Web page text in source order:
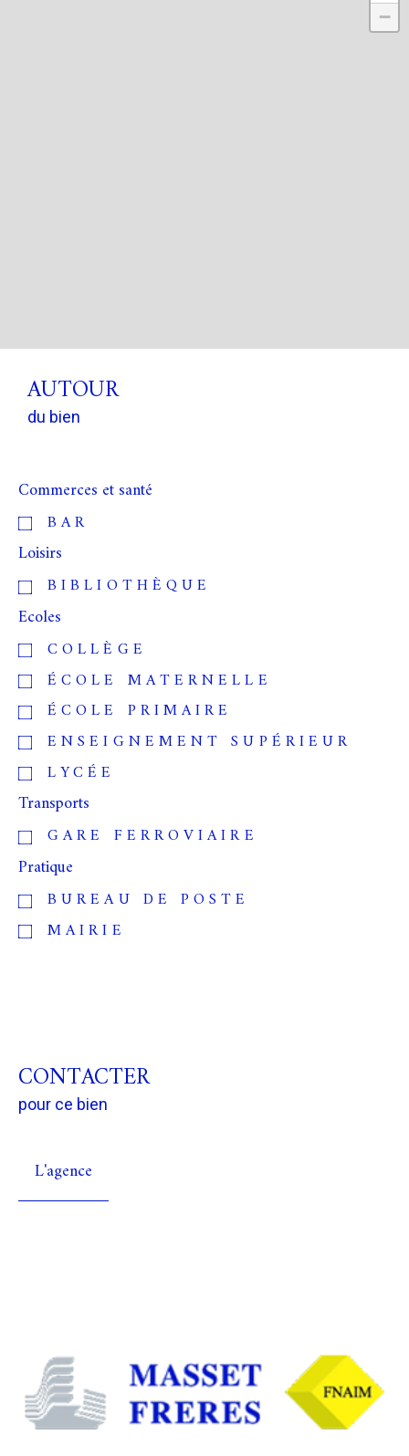
−
AUTOUR
du bien
Commerces et santé
BAR
Loisirs
BIBLIOTHÈQUE
Ecoles
COLLÈGE
ÉCOLE MATERNELLE
ÉCOLE PRIMAIRE
ENSEIGNEMENT SUPÉRIEUR
LYCÉE
Transports
GARE FERROVIAIRE
Pratique
BUREAU DE POSTE
MAIRIE
CONTACTER
pour ce bien
L'agence